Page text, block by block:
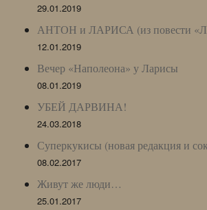
29.01.2019
АНТОН и ЛАРИСА (из повести
12.01.2019
Вечер «Наполеона» у Ларисы
08.01.2019
УБЕЙ ДАРВИНА!
24.03.2018
Суперкукисы (новая редакция и
08.02.2017
Живут же люди…
25.01.2017